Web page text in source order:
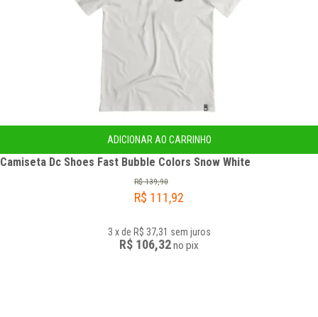
ADICIONAR AO CARRINHO
Camiseta Dc Shoes Fast Bubble Colors Snow White
R$ 139,90
R$ 111,92
3 x de R$ 37,31 sem juros
R$ 106,32no pix